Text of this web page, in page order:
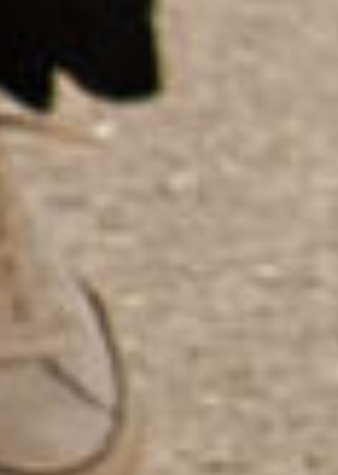
Salahudin Tunjung
Putra dari Bapak Ir. Setiyadi, M.Si.